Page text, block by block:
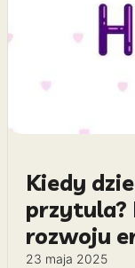
Kiedy
przytula?
rozwoju
23 maja 2025